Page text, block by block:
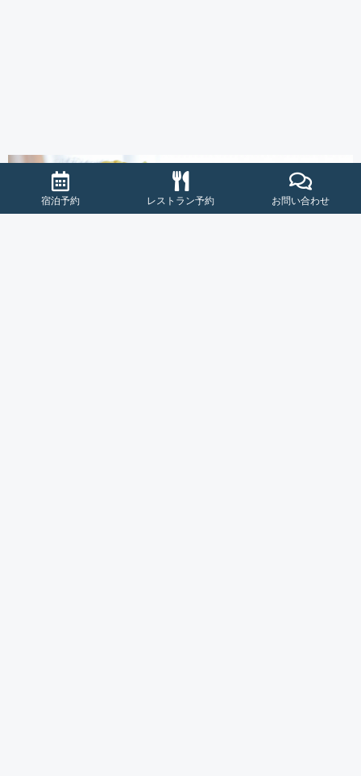
宿泊予約 レストラン予約 お問い合わせ